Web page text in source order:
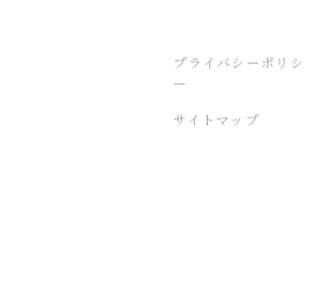
プライバシーポリシ
ー
サイトマップ